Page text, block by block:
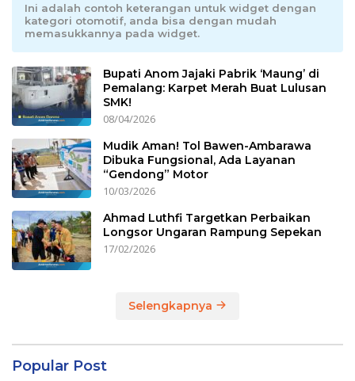
Ini adalah contoh keterangan untuk widget dengan
kategori otomotif, anda bisa dengan mudah
memasukkannya pada widget.
Bupati Anom Jajaki Pabrik ‘Maung’ di
Pemalang: Karpet Merah Buat Lulusan
SMK!
08/04/2026
Mudik Aman! Tol Bawen-Ambarawa
Dibuka Fungsional, Ada Layanan
“Gendong” Motor
10/03/2026
Ahmad Luthfi Targetkan Perbaikan
Longsor Ungaran Rampung Sepekan
17/02/2026
Selengkapnya
Popular Post